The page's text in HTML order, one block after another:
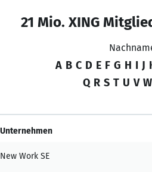
21 Mio. XING
A B C D E F G H I J
Q R S T U V W
Unternehmen
New Work SE